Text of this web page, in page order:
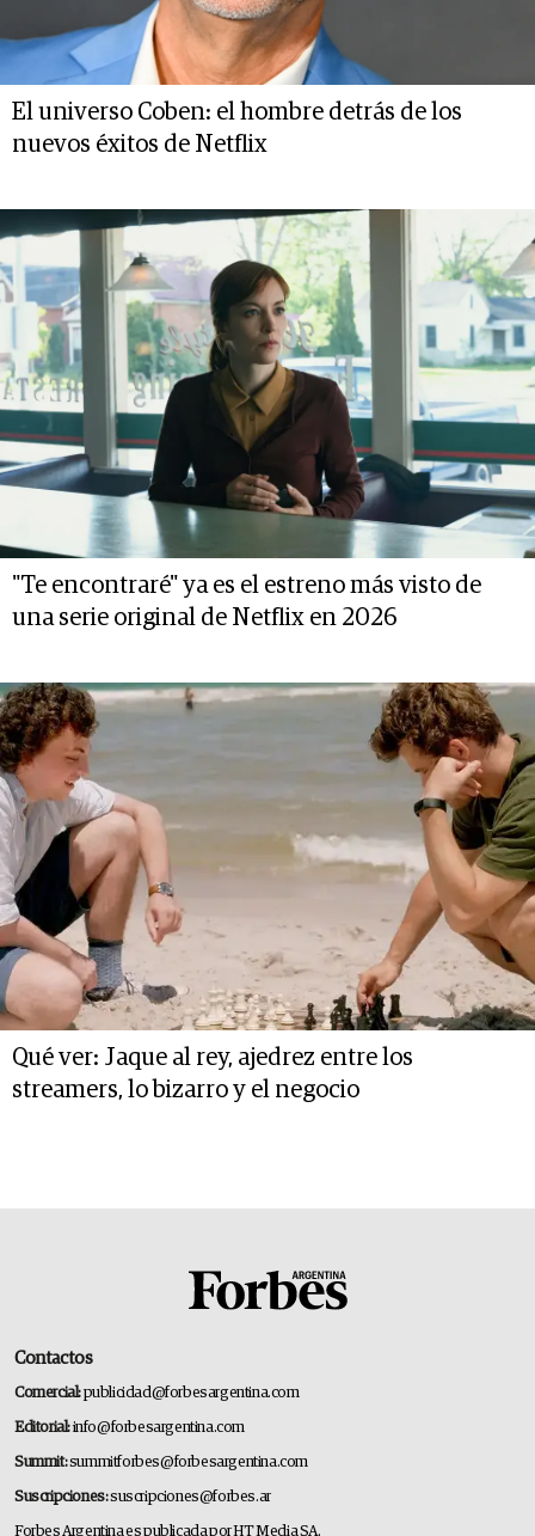
El universo Coben: el hombre detrás de los
nuevos éxitos de Netflix
"Te encontraré" ya es el estreno más visto de
una serie original de Netflix en 2026
Qué ver: Jaque al rey, ajedrez entre los
streamers, lo bizarro y el negocio
Contactos
Comercial:publicidad@forbesargentina.com
Editorial:info@forbesargentina.com
Summit:summitforbes@forbesargentina.com
Suscripciones:suscripciones@forbes.ar
Forbes Argentina es publicada por HT Media SA.